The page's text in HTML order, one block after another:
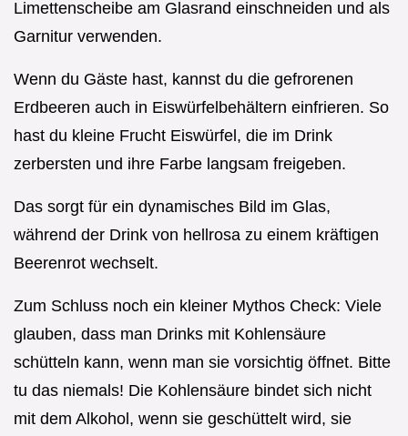
Limettenscheibe am Glasrand einschneiden und als
Garnitur verwenden.
Wenn du Gäste hast, kannst du die gefrorenen
Erdbeeren auch in Eiswürfelbehältern einfrieren. So
hast du kleine Frucht Eiswürfel, die im Drink
zerbersten und ihre Farbe langsam freigeben.
Das sorgt für ein dynamisches Bild im Glas,
während der Drink von hellrosa zu einem kräftigen
Beerenrot wechselt.
Zum Schluss noch ein kleiner Mythos Check: Viele
glauben, dass man Drinks mit Kohlensäure
schütteln kann, wenn man sie vorsichtig öffnet. Bitte
tu das niemals! Die Kohlensäure bindet sich nicht
mit dem Alkohol, wenn sie geschüttelt wird, sie